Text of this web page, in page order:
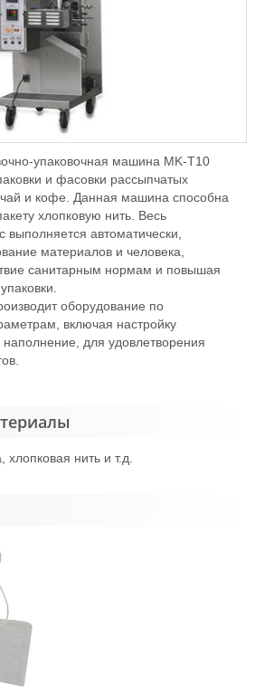
упаковочная машина MK-T10
и фасовки рассыпчатых
чай и кофе. Данная машина способна
хлопковую нить. Весь
выполняется автоматически,
материалов и человека,
санитарным нормам и повышая
оборудование по
включая настройку
наполнение, для удовлетворения
нить и т.д.